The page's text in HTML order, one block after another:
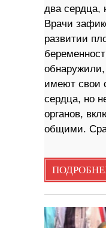
два сердца,
Врачи
развитии
обнаружили,
имеют свои
сердца, но
органов,
общими.